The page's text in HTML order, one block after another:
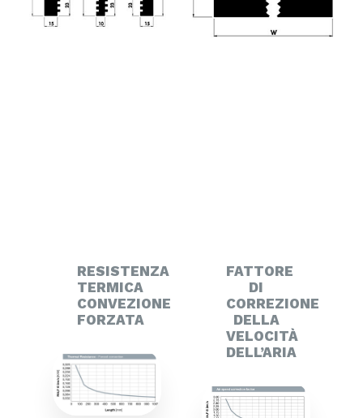
RESISTENZA
TERMICA
CONVEZIONE
FORZATA
FATTORE
DI
CORREZIONE
DELLA
VELOCITÀ
DELL’ARIA